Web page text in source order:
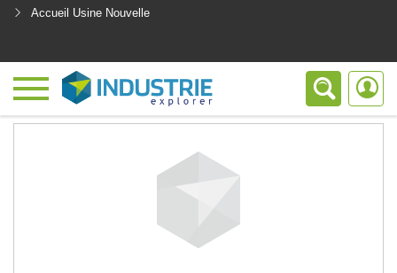
Accueil Usine Nouvelle